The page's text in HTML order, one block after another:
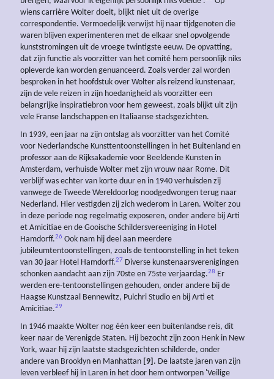
wiens carrière Wolter doelt, blijkt niet uit de overige
correspondentie. Vermoedelijk verwijst hij naar tijdgenoten die
waren blijven experimenteren met de elkaar snel opvolgende
kunststromingen uit de vroege twintigste eeuw. De opvatting,
dat zijn functie als voorzitter van het comité hem persoonlijk niks
opleverde kan worden genuanceerd. Zoals verder zal worden
besproken in het hoofdstuk over Wolter als reizend kunstenaar,
zijn de vele reizen in zijn hoedanigheid als voorzitter een
belangrijke inspiratiebron voor hem geweest, zoals blijkt uit zijn
vele Franse landschappen en Italiaanse stadsgezichten.
In 1939, een jaar na zijn ontslag als voorzitter van het Comité
voor Nederlandsche Kunsttentoonstellingen in het Buitenland en
professor aan de Rijksakademie voor Beeldende Kunsten in
Amsterdam, verhuisde Wolter met zijn vrouw naar Rome. Dit
verblijf was echter van korte duur en in 1940 verhuisden zij
vanwege de Tweede Wereldoorlog noodgedwongen terug naar
Nederland. Hier vestigden zij zich wederom in Laren. Wolter zou
in deze periode nog regelmatig exposeren, onder andere bij Arti
et Amicitiae en de Gooische Schildersvereeniging in Hotel
Hamdorff.26 Ook nam hij deel aan meerdere
jubileumtentoonstellingen, zoals de tentoonstelling in het teken
van 30 jaar Hotel Hamdorff.27 Diverse kunstenaarsverenigingen
schonken aandacht aan zijn 70ste en 75ste verjaardag.28 Er
werden ere-tentoonstellingen gehouden, onder andere bij de
Haagse Kunstzaal Bennewitz, Pulchri Studio en bij Arti et
Amicitiae.29
In 1946 maakte Wolter nog één keer een buitenlandse reis, dit
keer naar de Verenigde Staten. Hij bezocht zijn zoon Henk in New
York, waar hij zijn laatste stadsgezichten schilderde, onder
andere van Brooklyn en Manhattan [9] . De laatste jaren van zijn
leven verbleef hij in Laren in het door hem ontworpen 'Veilige